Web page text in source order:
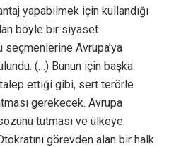
yapabilmek için kullandığı
böyle bir siyaset
seçmenlerine Avrupa’ya
(…) Bunun için başka
talep ettiği gibi, sert terörle
gerekecek. Avrupa
tutması ve ülkeye
görevden alan bir halk